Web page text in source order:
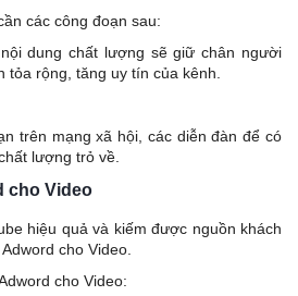
các công đoạn sau:
dung chất lượng sẽ giữ chân người
tỏa rộng, tăng uy tín của kênh.
trên mạng xã hội, các diễn đàn để có
lượng trỏ về.
cho Video
hiệu quả và kiếm được nguồn khách
cho Video.
cho Video: